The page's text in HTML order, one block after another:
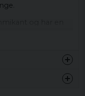
og nylon